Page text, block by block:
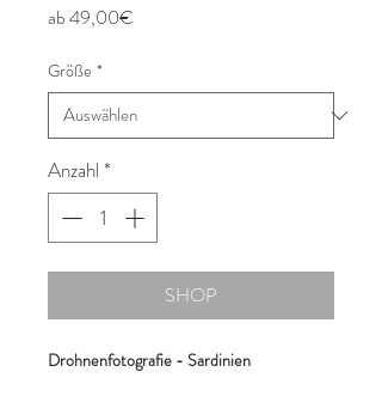
ab49,00€
Größe *
Anzahl *
SHOP
Drohnenfotografie - Sardinien